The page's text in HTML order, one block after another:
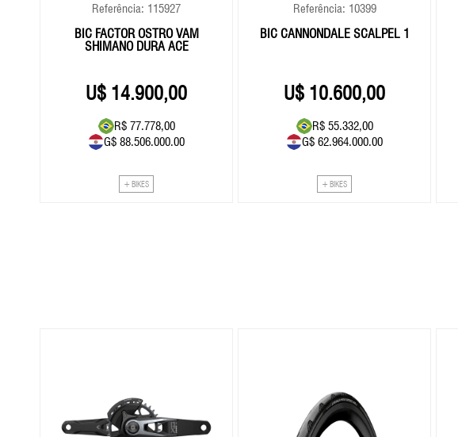
Referência: 115927
BIC FACTOR OSTRO VAM
SHIMANO DURA ACE
14.900,00
R$ 77.778,00
G$ 88.506.000.00
+ BIKES
Referência: 10399
BIC CANNONDALE SCALPEL 1
10.600,00
R$ 55.332,00
G$ 62.964.000.00
+ BIKES